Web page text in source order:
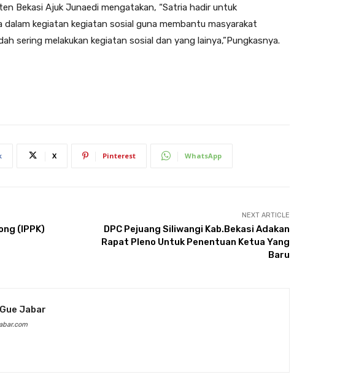
Bekasi Ajuk Junaedi mengatakan, “Satria hadir untuk
dalam kegiatan kegiatan sosial guna membantu masyarakat
sering melakukan kegiatan sosial dan yang lainya,”Pungkasnya.
X Pinterest WhatsApp
(IPPK)
NEXT ARTICLE
DPC Pejuang Siliwangi Kab.Bekasi Adakan
Rapat Pleno Untuk Penentuan Ketua Yang
Baru
Jabar